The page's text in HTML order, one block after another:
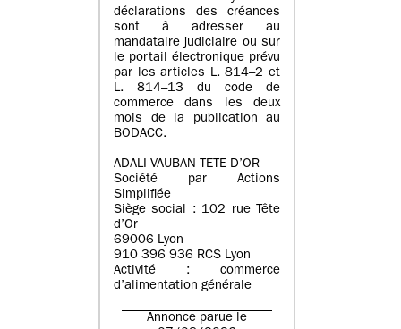
déclarations des créances
sont à adresser au
mandataire judiciaire ou sur
le portail électronique prévu
par les articles L. 814–2 et
L. 814–13 du code de
commerce dans les deux
mois de la publication au
BODACC.
ADALI VAUBAN TETE D’OR
Société par Actions
Simplifiée
Siège social : 102 rue Tête
d’Or
69006 Lyon
910 396 936 RCS Lyon
Activité : commerce
d’alimentation générale
Annonce parue le